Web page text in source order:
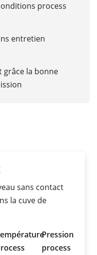
process
entretien
grâce la bonne
sans contact
la cuve de
Pression
process